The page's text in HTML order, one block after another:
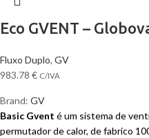
Eco GVENT –
Fluxo Duplo, GV
983.78 € C/IVA
Brand: GV
Basic Gvent é um sistema de
permutador de calor, de fabrico